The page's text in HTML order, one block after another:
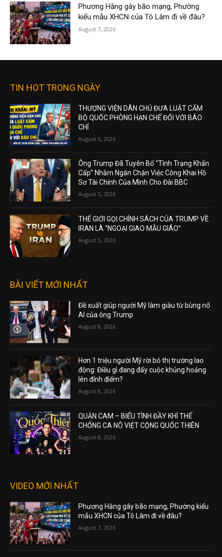
Phương Hằng gây bão mạng, Phường
kiểu mẫu XHCN của Tô Lâm đi về đâu?
August 7, 2026
TIN HOT TRONG NGÀY
THƯỢNG VIỆN DÂN CHỦ ĐƯA LUẬT CẤM
BỘ QUỐC PHÒNG HẠN CHẾ ĐỐI VỚI BÁO
CHÍ
August 6, 2026
Ông Trump Đã Tuyên Bố “Tình Trạng Khẩn
Cấp” Nhằm Ngăn Chặn Việc Công Khai Hồ
Sơ Tài Chính Của Mình Cho Đài BBC
August 5, 2026
THẾ GIỚI GỌI CHÍNH SÁCH CỦA TRUMP VỀ
IRAN LÀ “NGOẠI GIAO MẪU GIÁO”
August 5, 2026
BÀI VIẾT MỚI NHẤT
Đề xuất giúp người Mỹ làm giàu từ bùng nổ
AI của ông Trump
August 8, 2026
Hơn 1 triệu người Mỹ rời bỏ thị trường lao
động: Điều gì đang đẩy cuộc khủng hoảng
lên đỉnh điểm?
August 8, 2026
QUẬN CAM – BIỂU TÌNH ĐẦY KHÍ THẾ
CHỐNG CA NÔ VIỆT CỘNG QUỐC THIÊN
August 8, 2026
VIDEO MỚI NHẤT
Phương Hằng gây bão mạng, Phường kiểu
mẫu XHCN của Tô Lâm đi về đâu?
August 7, 2026